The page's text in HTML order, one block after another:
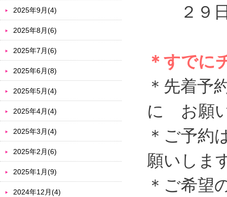
２９日
＊すでに
＊先着予
に お願
＊ご予
願いしま
＊ご希
2025年9月(4)
2025年8月(6)
2025年7月(6)
2025年6月(8)
2025年5月(4)
2025年4月(4)
2025年3月(4)
2025年2月(6)
2025年1月(9)
2024年12月(4)